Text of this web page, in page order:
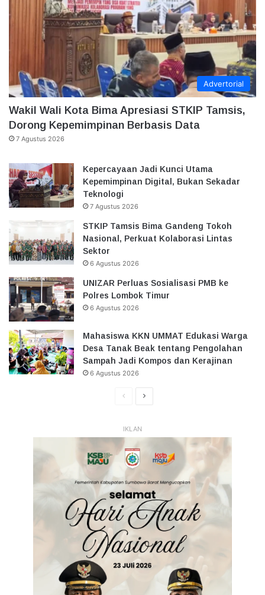
Advertorial
Wakil Wali Kota Bima Apresiasi STKIP Tamsis,
Dorong Kepemimpinan Berbasis Data
7 Agustus 2026
Kepercayaan Jadi Kunci Utama
Kepemimpinan Digital, Bukan Sekadar
Teknologi
7 Agustus 2026
STKIP Tamsis Bima Gandeng Tokoh
Nasional, Perkuat Kolaborasi Lintas
Sektor
6 Agustus 2026
UNIZAR Perluas Sosialisasi PMB ke
Polres Lombok Timur
6 Agustus 2026
Mahasiswa KKN UMMAT Edukasi Warga
Desa Tanak Beak tentang Pengolahan
Sampah Jadi Kompos dan Kerajinan
6 Agustus 2026
HalamanHalaman
IKLAN